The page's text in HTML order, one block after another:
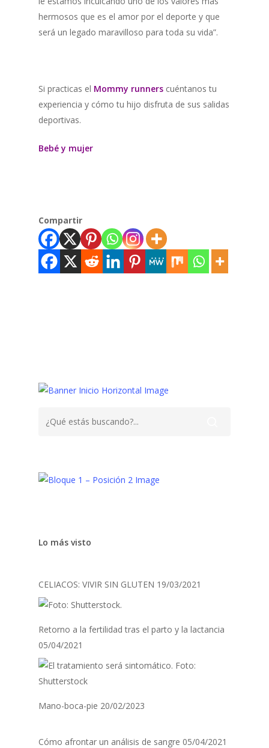
hermosos que es el amor por el deporte y que
será un legado maravilloso para toda su vida”.
Si practicas el Mommy runners cuéntanos tu
experiencia y cómo tu hijo disfruta de sus salidas
deportivas.
Bebé y mujer
Compartir
Lo más visto
CELIACOS: VIVIR SIN GLUTEN 19/03/2021
Retorno a la fertilidad tras el parto y la lactancia
05/04/2021
Mano-boca-pie 20/02/2023
Cómo afrontar un análisis de sangre 05/04/2021